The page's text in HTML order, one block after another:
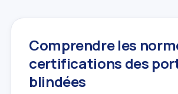
Comprendre les
certifications des
blindées